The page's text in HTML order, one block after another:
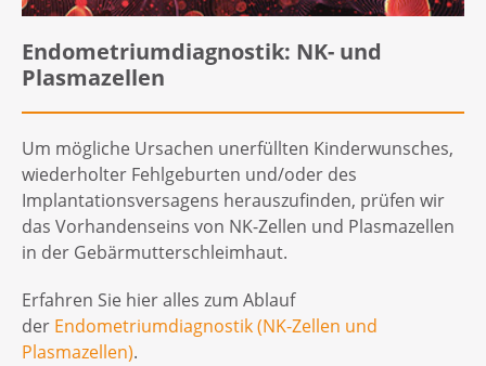
Endometriumdiagnostik: NK- und
Plasmazellen
Um mögliche Ursachen unerfüllten Kinderwunsches,
wiederholter Fehlgeburten und/oder des
Implantationsversagens herauszufinden, prüfen wir
das Vorhandenseins von NK-Zellen und Plasmazellen
in der Gebärmutterschleimhaut.
Erfahren Sie hier alles zum Ablauf
der Endometriumdiagnostik (NK-Zellen und
Plasmazellen).